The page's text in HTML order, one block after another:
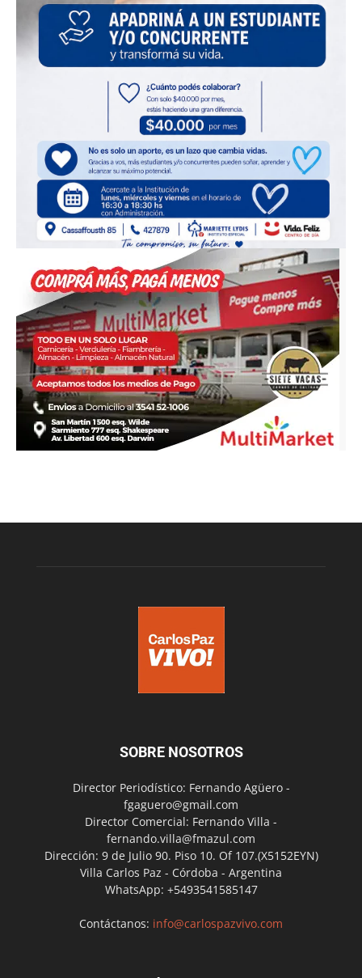
SOBRE NOSOTROS
Director Periodístico: Fernando Agüero -
fgaguero@gmail.com
Director Comercial: Fernando Villa -
fernando.villa@fmazul.com
Dirección: 9 de Julio 90. Piso 10. Of 107.(X5152EYN)
Villa Carlos Paz - Córdoba - Argentina
WhatsApp: +5493541585147
Contáctanos: info@carlospazvivo.com